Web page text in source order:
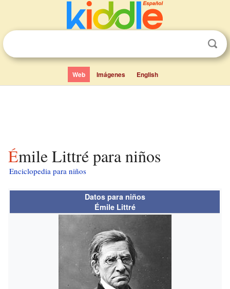
Web Imágenes English
Émile Littré para niños
Enciclopedia para niños
Datos para niños
Émile Littré